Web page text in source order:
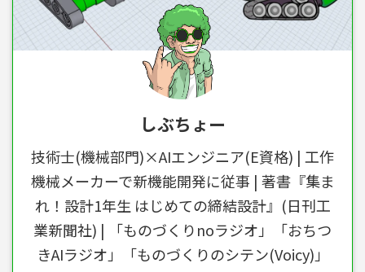
しぶちょー
技術士(機械部門)×AIエンジニア(E資格) | 工作
機械メーカーで新機能開発に従事 | 著書『集ま
れ！設計1年生 はじめての締結設計』(日刊工
業新聞社) | 「ものづくりnoラジオ」「おちつ
きAIラジオ」「ものづくりのシテン(Voicy)」